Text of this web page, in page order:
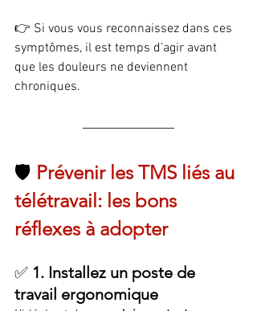
👉 Si vous vous reconnaissez dans ces
symptômes, il est temps d’agir avant
que les douleurs ne deviennent
chroniques.
🛡️ Prévenir les TMS liés au
télétravail: les bons
réflexes à adopter
✅ 1. Installez un poste de
travail ergonomique